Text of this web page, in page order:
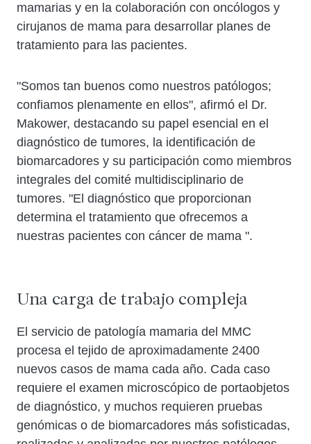
mamarias y en la colaboración con oncólogos y
cirujanos de mama para desarrollar planes de
tratamiento para las pacientes.
"Somos tan buenos como nuestros patólogos;
confiamos plenamente en ellos", afirmó el Dr.
Makower, destacando su papel esencial en el
diagnóstico de tumores, la identificación de
biomarcadores y su participación como miembros
integrales del comité multidisciplinario de
tumores. "El diagnóstico que proporcionan
determina el tratamiento que ofrecemos a
nuestras pacientes con cáncer de mama ".
Una carga de trabajo compleja
El servicio de patología mamaria del MMC
procesa el tejido de aproximadamente 2400
nuevos casos de mama cada año. Cada caso
requiere el examen microscópico de portaobjetos
de diagnóstico, y muchos requieren pruebas
genómicas o de biomarcadores más sofisticadas,